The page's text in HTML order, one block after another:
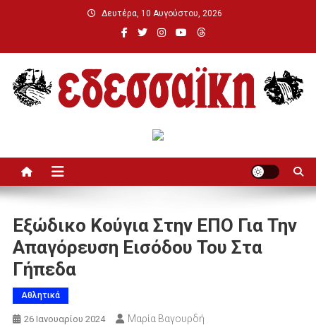
Δευτέρα, 10 Αυγούστου, 2026
Εξώδικο Κούγια Στην ΕΠΟ Για Την
Απαγόρευση Εισόδου Του Στα
Γήπεδα
Αθλητικά
26 Ιανουαρίου 2024 Μαρία Βαγουρδή